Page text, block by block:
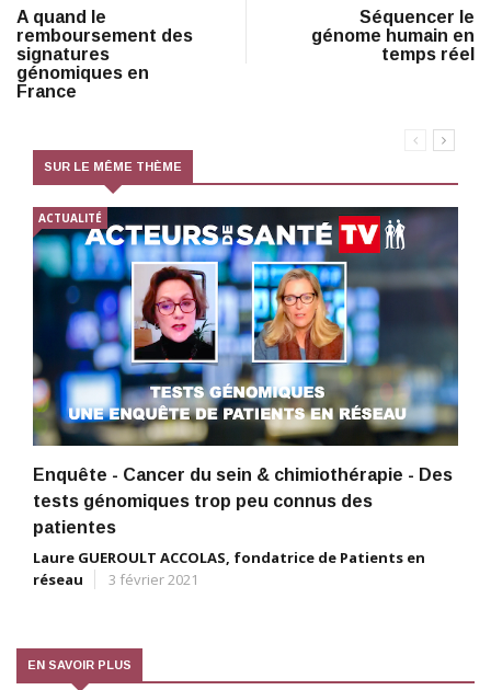
A quand le
remboursement des
signatures
génomiques en
France
Séquencer le
génome humain en
temps réel
SUR LE MÊME THÈME
ACTUALITÉ
Enquête - Cancer du sein & chimiothérapie - Des
tests génomiques trop peu connus des
patientes
Laure GUEROULT ACCOLAS, fondatrice de Patients en
réseau
3 février 2021
EN SAVOIR PLUS